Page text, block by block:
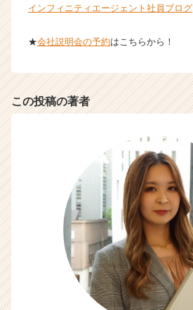
長
業
ウ
届
く
就
活
サ
イ
ト
チ
ア
キ
ャ
インフィニティエージェント社員ブログ
★会社説明会の予約はこちらから！
この投稿の著者